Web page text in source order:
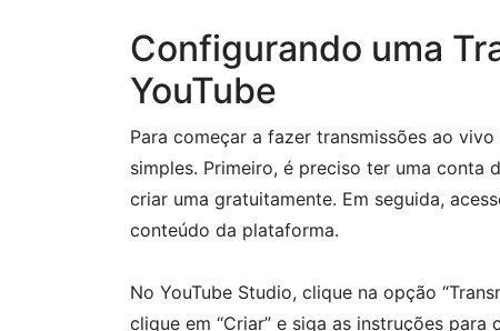
Configurando uma
YouTube
Para começar a fazer transmissões ao
simples. Primeiro, é preciso ter uma conta
criar uma gratuitamente. Em seguida,
conteúdo da plataforma.
No YouTube Studio, clique na opção
clique em “Criar” e siga as instruções